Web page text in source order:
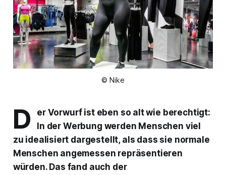
© Nike
D
er Vorwurf ist eben so alt wie berechtigt:
In der Werbung werden Menschen viel
zu idealisiert dargestellt, als dass sie normale
Menschen angemessen repräsentieren
würden. Das fand auch der